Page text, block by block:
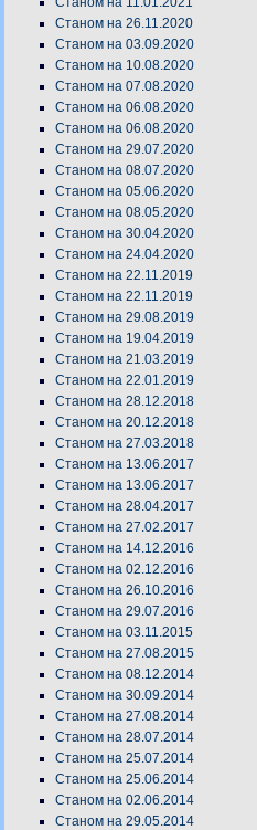
Станом на 26.11.2020
Станом на 03.09.2020
Станом на 10.08.2020
Станом на 07.08.2020
Станом на 06.08.2020
Станом на 06.08.2020
Станом на 29.07.2020
Станом на 08.07.2020
Станом на 05.06.2020
Станом на 08.05.2020
Станом на 30.04.2020
Станом на 24.04.2020
Станом на 22.11.2019
Станом на 22.11.2019
Станом на 29.08.2019
Станом на 19.04.2019
Станом на 21.03.2019
Станом на 22.01.2019
Станом на 28.12.2018
Станом на 20.12.2018
Станом на 27.03.2018
Станом на 13.06.2017
Станом на 13.06.2017
Станом на 28.04.2017
Станом на 27.02.2017
Станом на 14.12.2016
Станом на 02.12.2016
Станом на 26.10.2016
Станом на 29.07.2016
Станом на 03.11.2015
Станом на 27.08.2015
Станом на 08.12.2014
Станом на 30.09.2014
Станом на 27.08.2014
Станом на 28.07.2014
Станом на 25.07.2014
Станом на 25.06.2014
Станом на 02.06.2014
Станом на 29.05.2014